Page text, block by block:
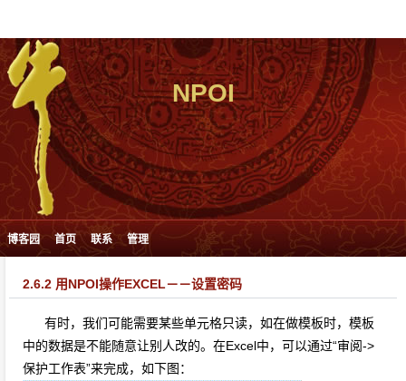
NPOI
博客园 首页 联系 管理
2.6.2 用NPOI操作EXCEL－－设置密码
有时，我们可能需要某些单元格只读，如在做模板时，模板
中的数据是不能随意让别人改的。在Excel中，可以通过“审阅->
保护工作表”来完成，如下图：